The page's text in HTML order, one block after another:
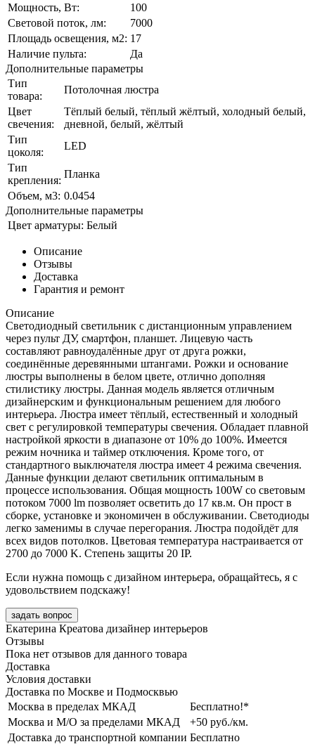
Мощность, Вт:
100
Световой поток, лм:
7000
Площадь освещения, м2: 17
Наличие пульта:
Да
Дополнительные параметры
Тип
товара:
Потолочная люстра
Цвет
свечения:
Тёплый белый, тёплый жёлтый, холодный белый,
дневной, белый, жёлтый
Тип
цоколя:
LED
Тип
крепления:
Планка
Объем, м3: 0.0454
Дополнительные параметры
Цвет арматуры: Белый
Описание
Отзывы
Доставка
Гарантия и ремонт
Описание
Светодиодный светильник с дистанционным управлением
через пульт ДУ, смартфон, планшет. Лицевую часть
составляют равноудалённые друг от друга рожки,
соединённые деревянными штангами. Рожки и основание
люстры выполнены в белом цвете, отлично дополняя
стилистику люстры. Данная модель является отличным
дизайнерским и функциональным решением для любого
интерьера. Люстра имеет тёплый, естественный и холодный
свет с регулировкой температуры свечения. Обладает плавной
настройкой яркости в диапазоне от 10% до 100%. Имеется
режим ночника и таймер отключения. Кроме того, от
стандартного выключателя люстра имеет 4 режима свечения.
Данные функции делают светильник оптимальным в
процессе использования. Общая мощность 100W со световым
потоком 7000 lm позволяет осветить до 17 кв.м. Он прост в
сборке, установке и экономичен в обслуживании. Светодиоды
легко заменимы в случае перегорания. Люстра подойдёт для
всех видов потолков. Цветовая температура настраивается от
2700 до 7000 K. Степень защиты 20 IP.
Если нужна помощь с дизайном интерьера, обращайтесь, я с
удовольствием подскажу!
задать вопрос
Екатерина Креатова дизайнер интерьеров
Отзывы
Пока нет отзывов для данного товара
Доставка
Условия доставки
Доставка по Москве и Подмосквью
Москва в пределах МКАД
Бесплатно!*
Москва и М/О за пределами МКАД
+50 руб./км.
Доставка до транспортной компании Бесплатно